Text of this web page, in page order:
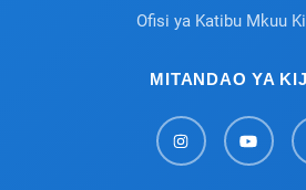
Ofisi ya Katibu Mkuu
MITANDAO YA